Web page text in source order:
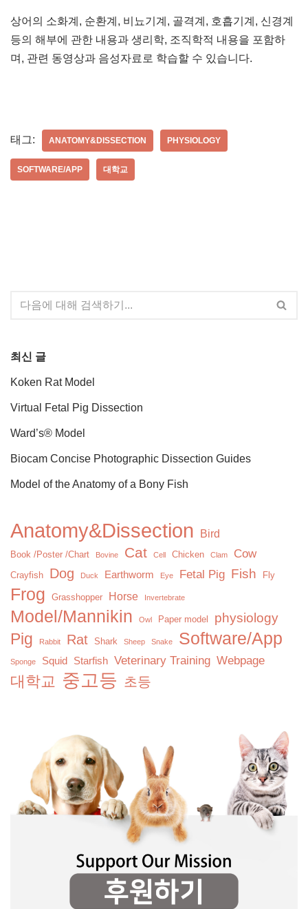
상어의 소화계, 순환계, 비뇨기계, 골격계, 호흡기계, 신경계
등의 해부에 관한 내용과 생리학, 조직학적 내용을 포함하
며, 관련 동영상과 음성자료로 학습할 수 있습니다.
태그: ANATOMY&DISSECTION PHYSIOLOGY
SOFTWARE/APP 대학교
최신 글
Koken Rat Model
Virtual Fetal Pig Dissection
Ward’s® Model
Biocam Concise Photographic Dissection Guides
Model of the Anatomy of a Bony Fish
Anatomy&Dissection Bird
Book /Poster /Chart Bovine Cat Cell Chicken Clam Cow
Crayfish Dog Duck Earthworm Eye Fetal Pig Fish Fly
Frog Grasshopper Horse Invertebrate
Model/Mannikin Owl Paper model physiology
Pig Rabbit Rat Shark Sheep Snake Software/App
Sponge Squid Starfish Veterinary Training Webpage
대학교 중고등 초등